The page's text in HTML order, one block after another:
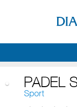
PADEL
Sport